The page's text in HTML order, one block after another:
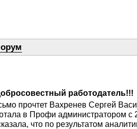
работодатель!!!
прочтет Вахренев Сергей
в Профи администратором с
что по результатом